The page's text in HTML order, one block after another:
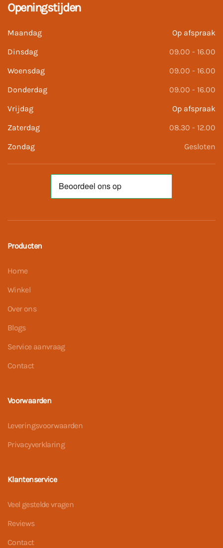
Openingstijden
Maandag
Op afspraak
Dinsdag
09.00 - 16.00
Woensdag
09.00 - 16.00
Donderdag
09.00 - 16.00
Vrijdag
Op afspraak
Zaterdag
08.30 - 12.00
Zondag
Gesloten
Producten
Home
Winkel
Over ons
Blogs
Service aanvraag
Contact
Voorwaarden
Leveringsvoorwaarden
Privacyverklaring
Klantenservice
Veel gestelde vragen
Reviews
Contact